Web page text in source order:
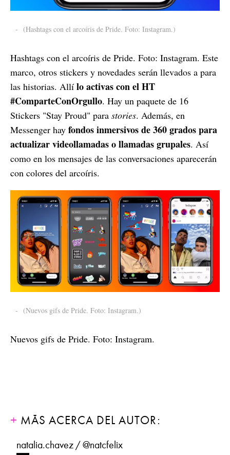
- (Hashtags con el arcoíris de Pride. Foto: Instagram.)
Hashtags con el arcoíris de Pride. Foto: Instagram. Este
marco, otros stickers y novedades serán llevados a para
las historias. Allí lo activas con el HT
#ComparteConOrgullo. Hay un paquete de 16
Stickers "Stay Proud" para stories. Además, en
Messenger hay fondos inmersivos de 360 grados para
actualizar videollamadas o llamadas grupales. Así
como en los mensajes de las conversaciones aparecerán
con colores del arcoíris.
- (Nuevos gifs de Pride. Foto: Instagram.)
Nuevos gifs de Pride. Foto: Instagram.
MÁS ACERCA DEL AUTOR:
natalia.chavez / @natcfelix